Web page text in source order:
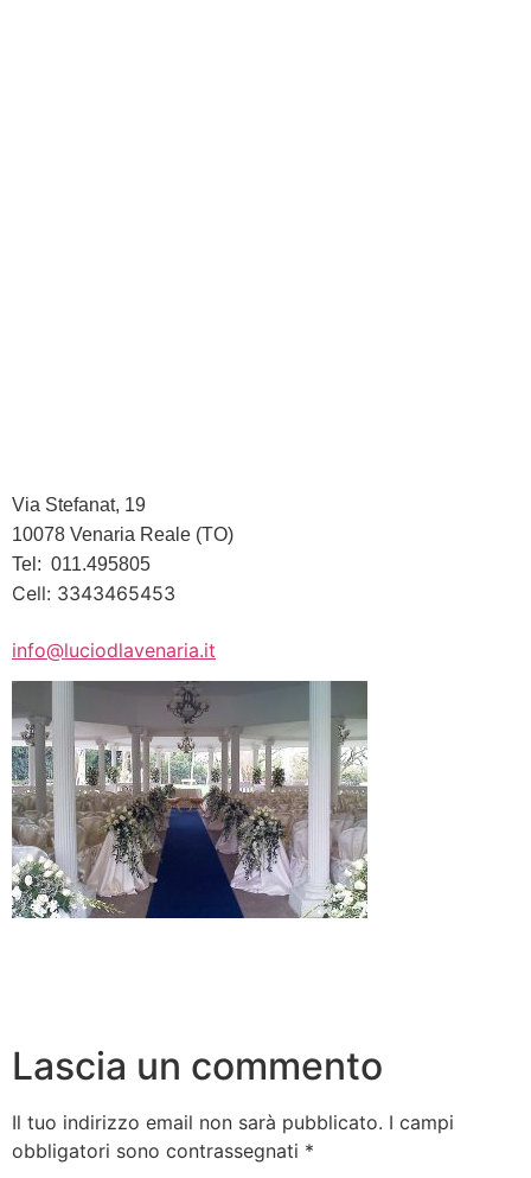
Via Stefanat, 19
10078 Venaria Reale (TO)
Tel: 011.495805
Cell: 3343465453
info@luciodlavenaria.it
Lascia un commento
Il tuo indirizzo email non sarà pubblicato. I campi
obbligatori sono contrassegnati *